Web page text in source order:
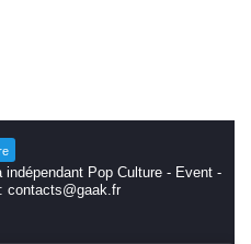
indépendant Pop Culture - Event -
contacts@gaak.fr